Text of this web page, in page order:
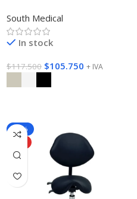
South Medical
In stock
$117.500 $105.750 + IVA
-10%